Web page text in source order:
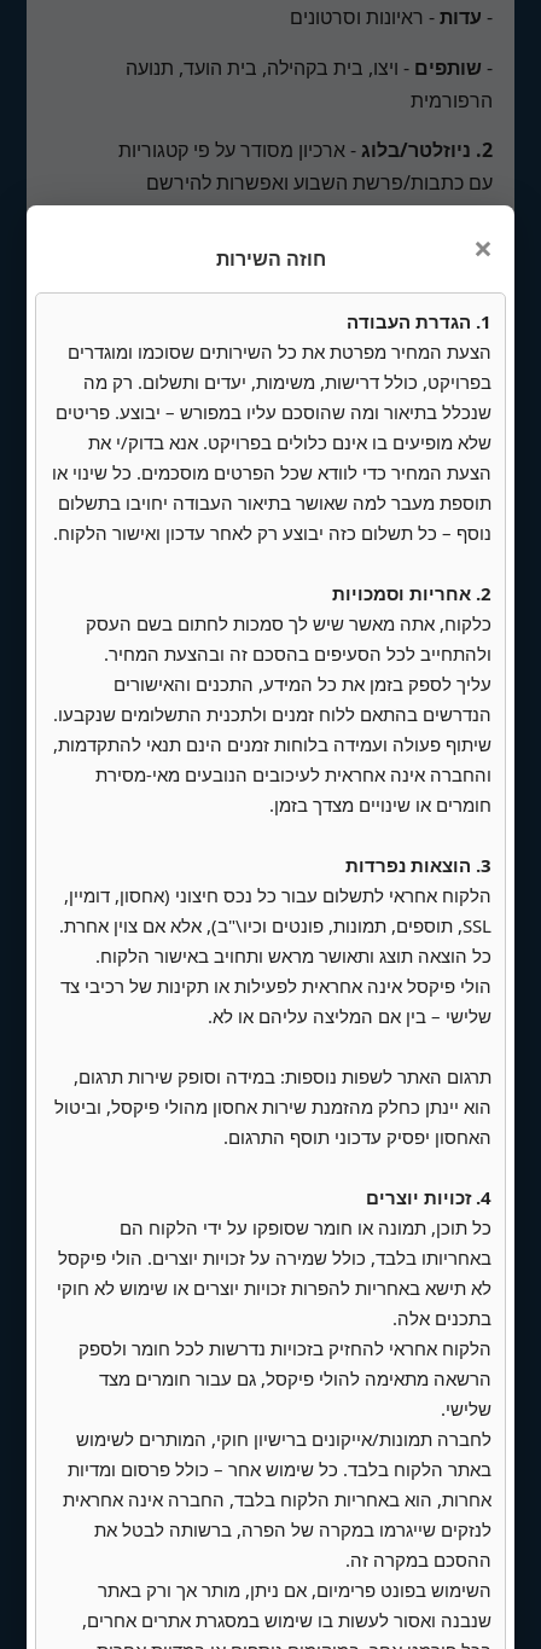
- עדות- ראיונות וסרטונים
- שותפים - ויצו, בית בקהילה, בית הועד, תנועה
הרפורמית
2. ניוזלטר/בלוג
-ארכיון מסודר על פי קטגוריות
עם כתבות/פרשת השבוע ואפשרות להירשם
נגישה.
3. אירועים
-כרטיסים עם כל האירועים של הקהילה עם
אפשרות לקבל מידע נוסף על האירוע - תמונות,
זמנים, מידע חיוני ואשפרות להירשם באמצעות
טופס חכם עם סליקה בפנים.
-הצגה גרפית של לוח השנה (Google Calender)
4. קהילה -
עמוד עם תמונות ופרטים נוספים על
(על סמך המידע שהלקוח יספק)
5. גינה
-עבודה בגינה- הזמנה לעבודה קהילתית בימי
רביעי, ניוזפיד: עדכון שבועי על התקדמות הגינה
(מאיה)
ויצירת קשר
-נגרות- הצגת הסדנא + פעילויות פרסום קורס
נגרות של חמדת
-חוגים- הצגת פעילויות שונות בגינה , הזמנה
להציע פעילויות, אפשרות להירשם להתדנבות
-בירגארדן -יוזמה שכונתית – מוריה, מתן,...
(מיילים אישיים שלהם) תמונות פסטיבל קיימות
-התנדבות בגינה
להציע פעילויות/פרוייקטים
-שירות לאומי- הצגת העבודה, חוות דעת
בני\בנות שירות לשעבר, יצירת קשר
-דמי חבר/תרומות (סליקה) - הסבר על יתרונות
לחברי הקהילה, תמיכה בקהילויות העמותה, טופס
סליקה עם אפשרויות תשלום שונות
- מידע על אנשי קשר עם תמונות,
טופס יצירת קשר, כתובת וקישור לוויז, מידע על
חניה עם דגש לא לחנות בצמוד לגינה
✅ הוספת כפתור בראש\ הדף עם 4 עמודים
מתורגמים לאנגלית -עלינו, יהדות, תרומות, גינה
× חוזה השירות
1. הגדרת העבודה
הצעת המחיר מפרטת את כל השירותים שסוכמו ומוגדרים
בפרויקט, כולל דרישות, משימות, יעדים ותשלום. רק מה
שנכלל בתיאור ומה שהוסכם עליו במפורש – יבוצע. פריטים
שלא מופיעים בו אינם כלולים בפרויקט. אנא בדוק/י את
הצעת המחיר כדי לוודא שכל הפרטים מוסכמים. כל שינוי או
תוספת מעבר למה שאושר בתיאור העבודה יחויבו בתשלום
נוסף – כל תשלום כזה יבוצע רק לאחר עדכון ואישור הלקוח.
2. אחריות וסמכויות
כלקוח, אתה מאשר שיש לך סמכות לחתום בשם העסק
ולהתחייב לכל הסעיפים בהסכם זה ובהצעת המחיר.
עליך לספק בזמן את כל המידע, התכנים והאישורים
הנדרשים בהתאם ללוח זמנים ולתכנית התשלומים שנקבעו.
שיתוף פעולה ועמידה בלוחות זמנים הינם תנאי להתקדמות,
והחברה אינה אחראית לעיכובים הנובעים מאי-מסירת
חומרים או שינויים מצדך בזמן.
3. הוצאות נפרדות
הלקוח אחראי לתשלום עבור כל נכס חיצוני (אחסון, דומיין,
SSL, תוספים, תמונות, פונטים וכיו\"ב), אלא אם צוין אחרת.
כל הוצאה תוצג ותאושר מראש ותחויב באישור הלקוח.
הולי פיקסל אינה אחראית לפעילות או תקינות של רכיבי צד
שלישי – בין אם המליצה עליהם או לא.
תרגום האתר לשפות נוספות: במידה וסופק שירות תרגום,
הוא יינתן כחלק מהזמנת שירות אחסון מהולי פיקסל, וביטול
האחסון יפסיק עדכוני תוסף התרגום.
4. זכויות יוצרים
כל תוכן, תמונה או חומר שסופקו על ידי הלקוח הם
באחריותו בלבד, כולל שמירה על זכויות יוצרים. הולי פיקסל
לא תישא באחריות להפרות זכויות יוצרים או שימוש לא חוקי
בתכנים אלה.
הלקוח אחראי להחזיק בזכויות נדרשות לכל חומר ולספק
הרשאה מתאימה להולי פיקסל, גם עבור חומרים מצד
שלישי.
לחברה תמונות/אייקונים ברישיון חוקי, המותרים לשימוש
באתר הלקוח בלבד. כל שימוש אחר – כולל פרסום ומדיות
אחרות, הוא באחריות הלקוח בלבד, החברה אינה אחראית
לנזקים שייגרמו במקרה של הפרה, ברשותה לבטל את
ההסכם במקרה זה.
השימוש בפונט פרימיום, אם ניתן, מותר אך ורק באתר
שנבנה ואסור לעשות בו שימוש במסגרת אתרים אחרים,